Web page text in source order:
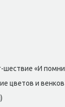
шествие «И
цветοв и